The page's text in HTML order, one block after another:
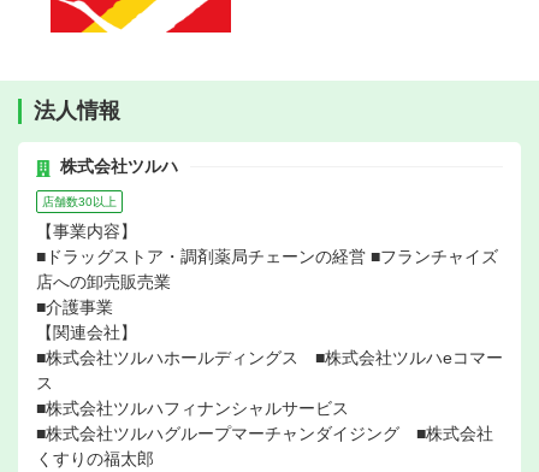
法人情報
株式会社ツルハ
店舗数30以上
【事業内容】
■ドラッグストア・調剤薬局チェーンの経営 ■フランチャイズ
店への卸売販売業
■介護事業
【関連会社】
■株式会社ツルハホールディングス ■株式会社ツルハeコマー
ス
■株式会社ツルハフィナンシャルサービス
■株式会社ツルハグループマーチャンダイジング ■株式会社
くすりの福太郎